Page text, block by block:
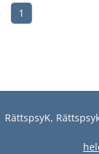
1
RättspsyK,